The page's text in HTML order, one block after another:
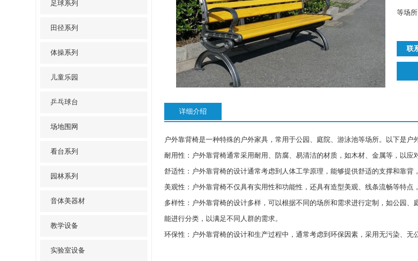
足球系列
田径系列
体操系列
儿童乐园
乒乓球台
场地围网
看台系列
园林系列
音体美器材
教学设备
实验室设备
等场
联
详细介绍
户外靠背椅是一种特殊的户外家具，常用于公园、庭院、游泳池等场所。以下是户
耐用性：户外靠背椅通常采用耐用、防腐、易清洁的材质，如木材、金属等，以应
舒适性：户外靠背椅的设计通常考虑到人体工学原理，能够提供舒适的支撑和靠背
美观性：户外靠背椅不仅具有实用性和功能性，还具有造型美观、线条流畅等特点
多样性：户外靠背椅的设计多样，可以根据不同的场所和需求进行定制，如公园
能进行分类，以满足不同人群的需求。
环保性：户外靠背椅的设计和生产过程中，通常考虑到环保因素，采用无污染、无